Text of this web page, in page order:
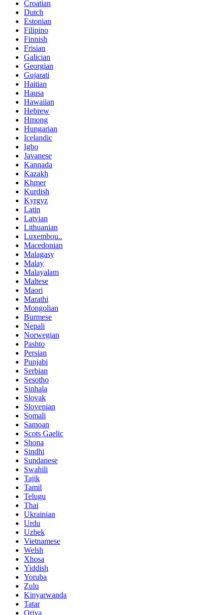
Croatian
Dutch
Estonian
Filipino
Finnish
Frisian
Galician
Georgian
Gujarati
Haitian
Hausa
Hawaiian
Hebrew
Hmong
Hungarian
Icelandic
Igbo
Javanese
Kannada
Kazakh
Khmer
Kurdish
Kyrgyz
Latin
Latvian
Lithuanian
Luxembou..
Macedonian
Malagasy
Malay
Malayalam
Maltese
Maori
Marathi
Mongolian
Burmese
Nepali
Norwegian
Pashto
Persian
Punjabi
Serbian
Sesotho
Sinhala
Slovak
Slovenian
Somali
Samoan
Scots Gaelic
Shona
Sindhi
Sundanese
Swahili
Tajik
Tamil
Telugu
Thai
Ukrainian
Urdu
Uzbek
Vietnamese
Welsh
Xhosa
Yiddish
Yoruba
Zulu
Kinyarwanda
Tatar
Oriya